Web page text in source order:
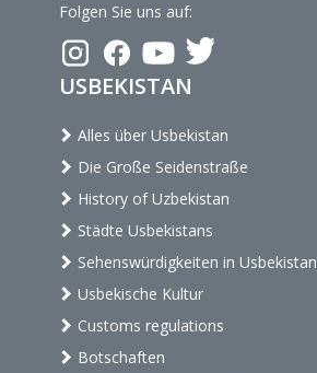
Folgen Sie uns auf:
USBEKISTAN
Alles über Usbekistan
Die Große Seidenstraße
History of Uzbekistan
Städte Usbekistans
Sehenswürdigkeiten in Usbekistan
Usbekische Kultur
Customs regulations
Botschaften